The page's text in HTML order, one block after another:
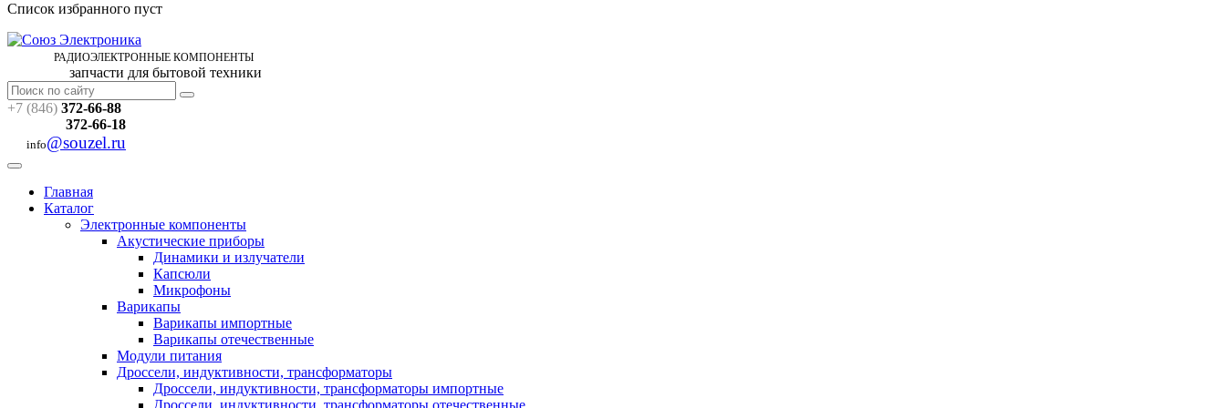
Список избранного пуст
РАДИОЭЛЕКТРОННЫЕ КОМПОНЕНТЫ
запчасти для бытовой техники
+7 (846) 372-66-88
372-66-18
info@souzel.ru
Главная
Каталог
Электронные компоненты
Акустические приборы
Динамики и излучатели
Капсюли
Микрофоны
Варикапы
Варикапы импортные
Варикапы отечественные
Модули питания
Дроссели, индуктивности, трансформаторы
Дроссели, индуктивности, трансформаторы импортные
Дроссели, индуктивности, трансформаторы отечественные